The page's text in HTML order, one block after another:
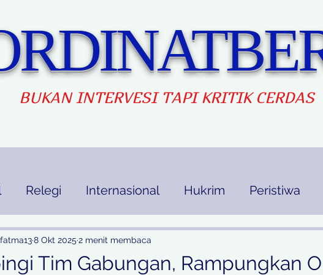
BUKAN INTERVESI TAPI KRITIK CERDAS
Relegi Internasional Hukrim Peristiwa
Pendidikan Ekbis Opini
Tim Gabungan, Rampungkan
8 Okt 2025 2 menit membaca